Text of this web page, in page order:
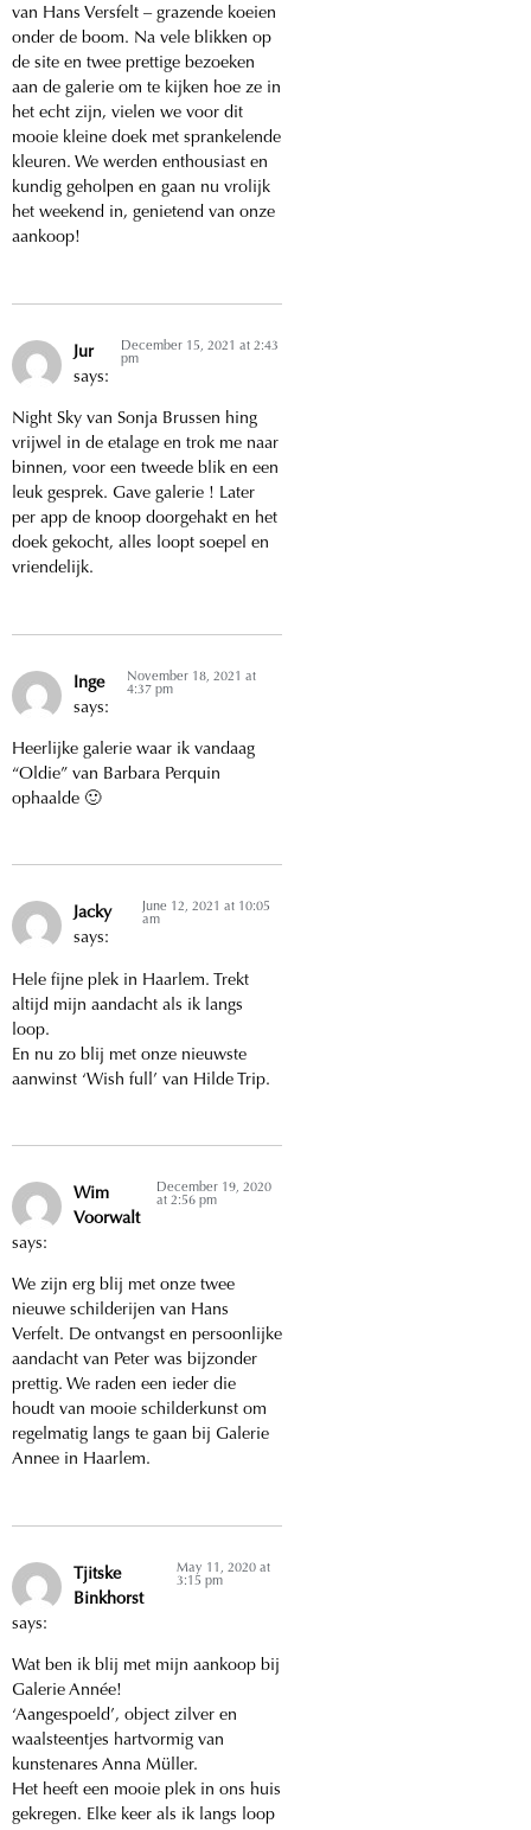
van Hans Versfelt – grazende koeien
onder de boom. Na vele blikken op
de site en twee prettige bezoeken
aan de galerie om te kijken hoe ze in
het echt zijn, vielen we voor dit
mooie kleine doek met sprankelende
kleuren. We werden enthousiast en
kundig geholpen en gaan nu vrolijk
het weekend in, genietend van onze
aankoop!
Jur
says:
December 15, 2021 at 2:43
pm
Night Sky van Sonja Brussen hing
vrijwel in de etalage en trok me naar
binnen, voor een tweede blik en een
leuk gesprek. Gave galerie ! Later
per app de knoop doorgehakt en het
doek gekocht, alles loopt soepel en
vriendelijk.
Inge
says:
November 18, 2021 at
4:37 pm
Heerlijke galerie waar ik vandaag
“Oldie” van Barbara Perquin
ophaalde 🙂
Jacky
says:
June 12, 2021 at 10:05
am
Hele fijne plek in Haarlem. Trekt
altijd mijn aandacht als ik langs
loop.
En nu zo blij met onze nieuwste
aanwinst ‘Wish full’ van Hilde Trip.
Wim
Voorwalt
says:
December 19, 2020
at 2:56 pm
We zijn erg blij met onze twee
nieuwe schilderijen van Hans
Verfelt. De ontvangst en persoonlijke
aandacht van Peter was bijzonder
prettig. We raden een ieder die
houdt van mooie schilderkunst om
regelmatig langs te gaan bij Galerie
Annee in Haarlem.
Tjitske
Binkhorst
says:
May 11, 2020 at
3:15 pm
Wat ben ik blij met mijn aankoop bij
Galerie Année!
‘Aangespoeld’, object zilver en
waalsteentjes hartvormig van
kunstenares Anna Müller.
Het heeft een mooie plek in ons huis
gekregen. Elke keer als ik langs loop